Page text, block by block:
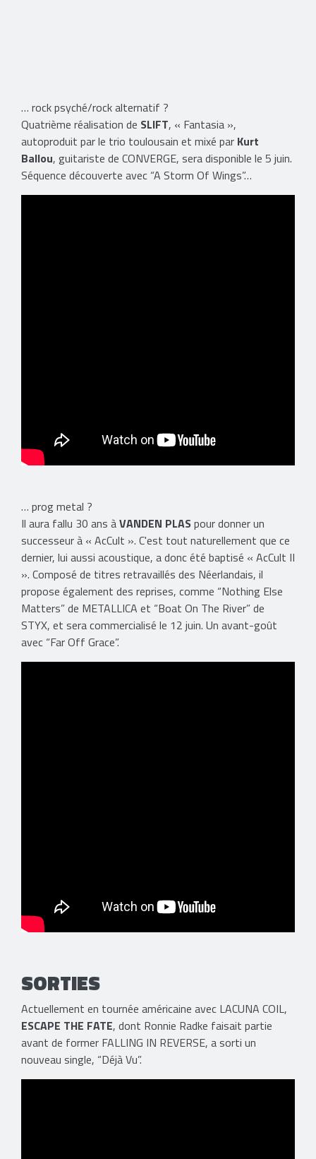
… rock psyché/rock alternatif ?
Quatrième réalisation de SLIFT, « Fantasia »,
autoproduit par le trio toulousain et mixé par Kurt
Ballou, guitariste de CONVERGE, sera disponible le 5 juin.
Séquence découverte avec “A Storm Of Wings”…
… prog metal ?
Il aura fallu 30 ans àVANDEN PLASpour donner un
successeur à « AcCult ». C'est tout naturellement que ce
dernier, lui aussi acoustique, a donc été baptisé « AcCult II
». Composé de titres retravaillés des Néerlandais, il
propose également des reprises, comme “Nothing Else
Matters” de METALLICA et “Boat On The River” de
STYX, et sera commercialisé le 12 juin. Un avant-goût
avec “Far Off Grace”.
SORTIES
Actuellement en tournée américaine avec LACUNA COIL,
ESCAPE THE FATE, dont Ronnie Radke faisait partie
avant de former FALLING IN REVERSE, a sorti un
nouveau single, “Déjà Vu”.